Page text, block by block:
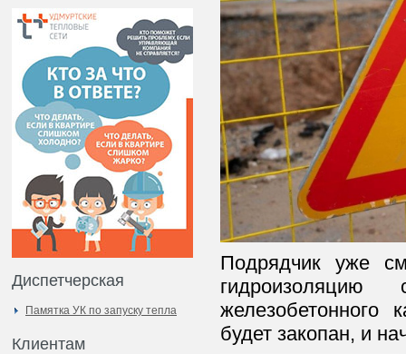
Диспетчерская
Памятка УК по запуску тепла
Клиентам
Подрядчик уже
гидроизоляцию
железобетонного
будет закопан, и